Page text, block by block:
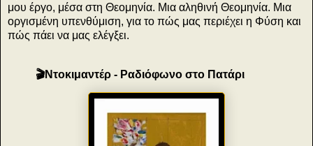
μου έργο, μέσα στη Θεομηνία. Μια αληθινή Θεομηνία. Μια
οργισμένη υπενθύμιση, για το πώς μας περιέχει η Φύση και
πώς πάει να μας ελέγξει.
🎬Ντοκιμαντέρ - Ραδιόφωνο στο Πατάρι